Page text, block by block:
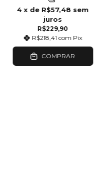
R$229,90
R$218,41com Pix
4 x de R$57,48 sem
juros
COMPRAR